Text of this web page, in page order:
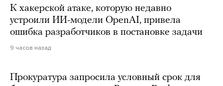
К хакерской атаке, которую недавно
устроили ИИ-модели OpenAI, привела
ошибка разработчиков в постановке задачи
9 часов назад
Прокуратура запросила условный срок для